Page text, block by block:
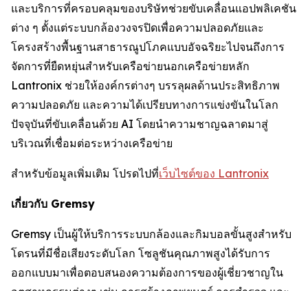
และบริการที่ครอบคลุมของบริษัทช่วยขับเคลื่อนแอปพลิเคชัน
ต่าง ๆ ตั้งแต่ระบบกล้องวงจรปิดเพื่อความปลอดภัยและ
โครงสร้างพื้นฐานสาธารณูปโภคแบบอัจฉริยะไปจนถึงการ
จัดการที่ยืดหยุ่นสำหรับเครือข่ายนอกเครือข่ายหลัก
Lantronix ช่วยให้องค์กรต่างๆ บรรลุผลด้านประสิทธิภาพ
ความปลอดภัย และความได้เปรียบทางการแข่งขันในโลก
ปัจจุบันที่ขับเคลื่อนด้วย AI โดยนำความชาญฉลาดมาสู่
บริเวณที่เชื่อมต่อระหว่างเครือข่าย
สำหรับข้อมูลเพิ่มเติม โปรดไปที่เว็บไซต์ของ Lantronix
เกี่ยวกับ Gremsy
Gremsy เป็นผู้ให้บริการระบบกล้องและกิมบอลขั้นสูงสำหรับ
โดรนที่มีชื่อเสียงระดับโลก โซลูชันคุณภาพสูงได้รับการ
ออกแบบมาเพื่อตอบสนองความต้องการของผู้เชี่ยวชาญใน